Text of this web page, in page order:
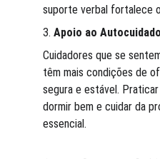
suporte verbal fortalece
3. Apoio ao
Cuidadores que se
têm mais condições de
segura e estável.
dormir bem e cuidar da
essencial.